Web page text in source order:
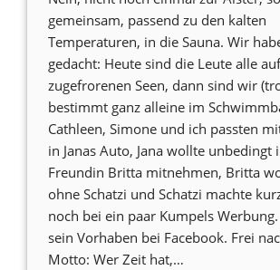
gemeinsam, passend zu den kalten
Temperaturen, in die Sauna. Wir
gedacht: Heute sind die Leute alle
zugefrorenen Seen, dann sind wir
bestimmt ganz alleine im
Cathleen, Simone und ich passten
in Janas Auto, Jana wollte unbedingt
Freundin Britta mitnehmen, Britta
ohne Schatzi und Schatzi machte
noch bei ein paar Kumpels
sein Vorhaben bei Facebook. Frei
Motto: Wer Zeit hat,…